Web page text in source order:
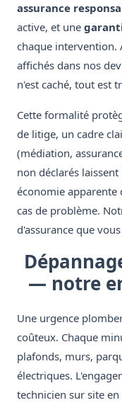
assurance
active, et une
chaque intervention.
affichés dans nos
n'est caché, tout est
Cette formalité
de litige, un cadre
(médiation,
non déclarés
économie apparente
cas de problème.
d'assurance que
— notre
Une urgence
coûteux. Chaque
plafonds, murs,
électriques.
technicien sur site en